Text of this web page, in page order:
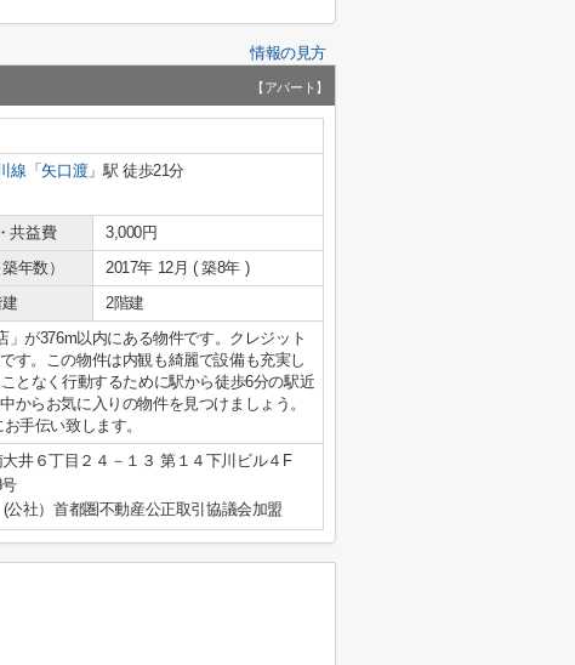
情報の見方
【アパート】
線 「 矢口渡」駅 徒歩21分
共益費
3,000円
年数）
2017年 12月 ( 築8年 )
2階建
が376m以内にある物件です。クレジット
す。この物件は内観も綺麗で設備も充実し
となく行動するために駅から徒歩6分の駅近
からお気に入りの物件を見つけましょう。
手伝い致します。
井６丁目２４－１３ 第１４下川ビル４F
社）首都圏不動産公正取引協議会加盟